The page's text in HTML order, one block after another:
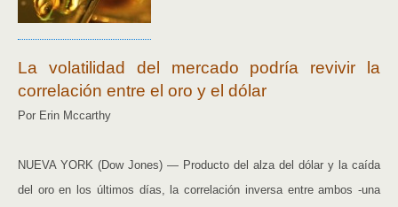
La volatilidad del mercado podría revivir la
correlación entre el oro y el dólar
Por Erin Mccarthy
NUEVA YORK (Dow Jones) — Producto del alza del dólar y la caída
del oro en los últimos días, la correlación inversa entre ambos -una